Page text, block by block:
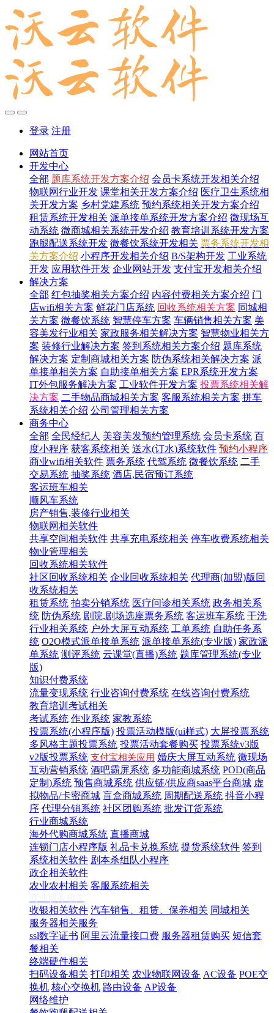
登录 注册
网站首页
开发中心
全部 题库系统开发方案介绍 会员卡系统开发相关介绍
物联网行业开发 课堂相关开发方案介绍 医疗卫生系统相
关开发方案 乡村党建系统 预约系统相关开发方案介绍
租赁系统开发相关 派单接单系统开发方案介绍 微现场互
动系统 微商城相关系统开发介绍 教育培训系统开发方案
跑腿配送系统开发 微餐饮系统开发相关 票务系统开发相
关方案介绍 小程序开发相关介绍 B/S架构开发 工业系统
开发 应用软件开发 企业网站开发 支付宝开发相关介绍
解决方案
全部 红包抽奖相关方案介绍 内容付费相关方案介绍 门
店wifi相关方案 鲜花门店系统 回收系统相关方案 同城相
关方案 微餐饮系统 智慧停车方案 车辆销售相关方案 美
容美发行业相关 家政服务相关解决方案 智慧物业相关方
案 装修行业解决方案 签到系统相关方案介绍 题库系统
解决方案 定制商城相关方案 防伪系统相关解决方案 派
单接单相关方案 自助接单相关方案 EPR系统开发方案
IT外包服务解决方案 工业软件开发方案 投票系统相关解
决方案 二手物品商城相关方案 客服系统相关方案 拼车
系统相关介绍 公司管理相关方案
商务中心
全部 全民经纪人 美容美发预约管理系统 会员卡系统 百
度小程序 获客系统相关 送水(订水)系统软件 预约小程序
商业wifi相关软件 票务系统 代驾系统 微餐饮系统 二手
交易系统 抽奖系统 酒店,民宿预订系统
客运班车相关
顺风车系统
房产销售,装修行业相关
物联网相关软件
共享空间相关软件 共享充电系统相关 停车收费系统相关
物业管理相关
回收系统相关软件
社区回收系统相关 企业回收系统相关 代理商(加盟)版回
收系统相关
租赁系统 拍卖分销系统 医疗问诊相关系统 政务相关系
统 防伪系统 剧院,剧场选座票务系统 客运班车系统 干洗
行业相关系统 户外大屏互动系统 工单系统 自助任务系
统 O2O模式派单接单系统 派单接单系统(专业版) 家政派
单系统 测评系统 云课堂(直播)系统 题库管理系统(专业
版)
知识付费系统
流量变现系统 行业咨询付费系统 在线咨询付费系统
教育培训考试相关
考试系统 作业系统 家教系统
投票系统(小程序版) 投票活动模版(ui样式) 大屏投票系统
多风格主题投票系统 投票活动套餐购买 投票系统v3版
v2版投票系统 支付宝相关应用 婚庆大屏互动系统 微现场
互动营销系统 酒吧霸屏系统 多功能商城系统 POD(商品
定制)系统 预售商城系统 供应链/供应商saas平台商城 虚
拟物品/卡密商城 盲盒商城系统 周期配送系统 抖音小程
序 代理分销系统 社区团购系统 批发订货系统
行业商城系统
海外代购商城系统 直播商城
连锁门店小程序版 礼品卡兑换系统 提货系统软件 签到
系统相关软件 剧本杀组队小程序
政企相关软件
农业农村相关 客服系统相关
收银相关软件 汽车销售、租赁、保养相关 同城相关
服务器相关服务
ssl数字证书 阿里云流量接口费 服务器租赁购买 短信套
餐相关
终端硬件相关
扫码设备相关 打印相关 农业物联网设备 AC设备 POE交
换机 核心交换机 路由设备 AP设备
网络维护